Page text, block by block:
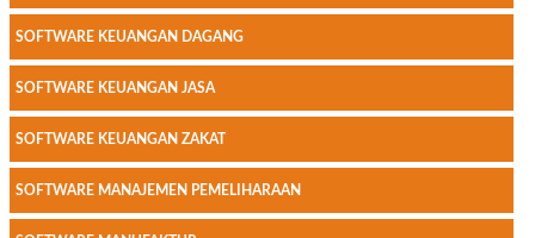
SOFTWARE KEUANGAN DAGANG
SOFTWARE KEUANGAN JASA
SOFTWARE KEUANGAN ZAKAT
SOFTWARE MANAJEMEN PEMELIHARAAN